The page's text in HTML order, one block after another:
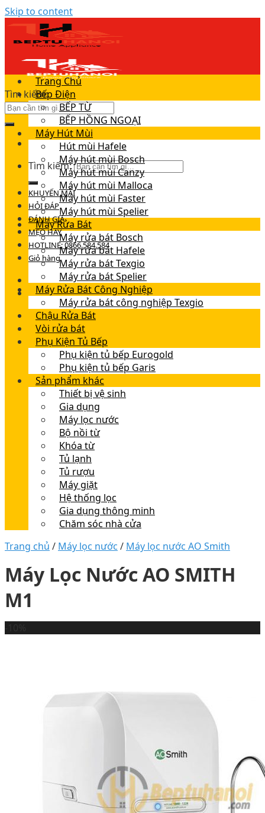
Skip to content
Tìm kiếm:
Tìm kiếm:
KHUYẾN MÃI
HỎI ĐÁP
ĐÁNH GIÁ
MẸO HAY
HOTLINE: 0866.584.584
Giỏ hàng
Trang Chủ
Bếp Điện
BẾP TỪ
BẾP HỒNG NGOẠI
Máy Hút Mùi
Hút mùi Hafele
Máy hút mùi Bosch
Máy hút mùi Canzy
Máy hút mùi Malloca
Máy hút mùi Faster
Máy hút mùi Spelier
Máy Rửa Bát
Máy rửa bát Bosch
Máy rửa bát Hafele
Máy rửa bát Texgio
Máy rửa bát Spelier
Máy Rửa Bát Công Nghiệp
Máy rửa bát công nghiệp Texgio
Chậu Rửa Bát
Vòi rửa bát
Phụ Kiện Tủ Bếp
Phụ kiện tủ bếp Eurogold
Phụ kiện tủ bếp Garis
Sản phẩm khác
Thiết bị vệ sinh
Gia dụng
Máy lọc nước
Bộ nồi từ
Khóa từ
Tủ lạnh
Tủ rượu
Máy giặt
Hệ thống lọc
Gia dụng thông minh
Chăm sóc nhà cửa
Trang chủ / Máy lọc nước / Máy lọc nước AO Smith
Máy Lọc Nước AO SMITH
M1